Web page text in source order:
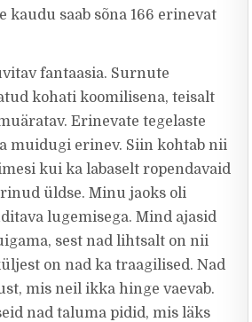
kaudu saab sõna 166 erinevat
fantaasia. Surnute
kohati koomilisena, teisalt
Erinevate tegelaste
muidugi erinev. Siin kohtab nii
kui ka labaselt ropendavaid
üldse. Minu jaoks oli
lugemisega. Mind ajasid
sest nad lihtsalt on nii
on nad ka traagilised. Nad
mis neil ikka hinge vaevab.
nad taluma pidid, mis läks